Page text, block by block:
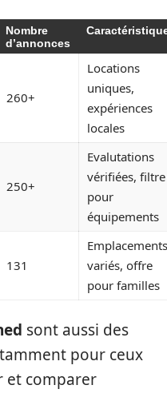
Nombre
d’annonces
260+
Locations
uniques,
expériences
locales
250+
Evalutations
vérifiées, filtre
pour
équipements
131
Emplacements
variés, offre
pour familles
sont aussi des
pour ceux
et comparer